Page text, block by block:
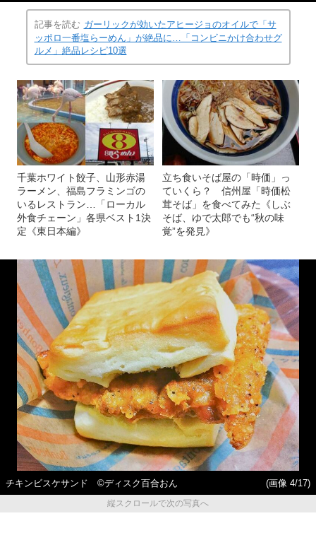
記事を読む ガーリックが効いたアヒージョのオイルで「サ
ッポロ一番塩らーめん」が絶品に…「コンビニかけ合わせグ
ルメ」絶品レシピ10選
千葉ホワイト餃子、山形赤湯
ラーメン、福島フラミンゴの
いるレストラン…「ローカル
外食チェーン」各県ベスト1決
定《東日本編》
立ち食いそば屋の「時価」っ
ていくら？ 信州屋「時価松
茸そば」を食べてみた《しぶ
そば、ゆで太郎でも“秋の味
覚”を発見》
チキンビスケサンド ©ディスク百合おん
(画像 4/17)
縦スクロールで次の写真へ